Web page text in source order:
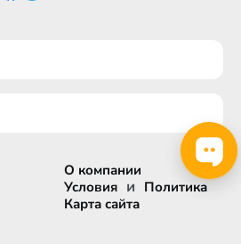
О компании
Условия и Политика
Карта сайта